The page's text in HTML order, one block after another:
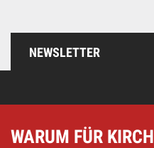
NEWSLETTER
WARUM FÜR